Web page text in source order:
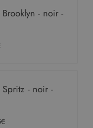
- noir -
Spritz - noir -